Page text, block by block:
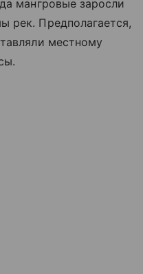
мангровые заросли
рек. Предполагается,
местному